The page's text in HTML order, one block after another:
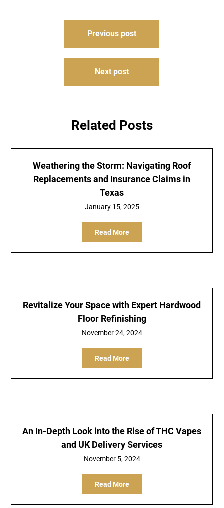
Previous post
Next post
Related Posts
Weathering the Storm: Navigating Roof
Replacements and Insurance Claims in
Texas
January 15, 2025
Read More
Revitalize Your Space with Expert Hardwood
Floor Refinishing
November 24, 2024
Read More
An In-Depth Look into the Rise of THC Vapes
and UK Delivery Services
November 5, 2024
Read More